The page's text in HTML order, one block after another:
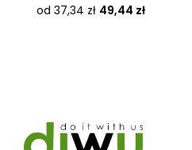
od 37,34 zł Cena
49,44 zł